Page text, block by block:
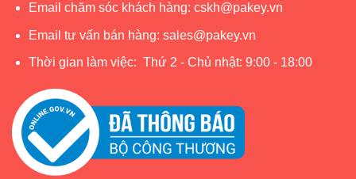
Email chăm sóc khách hàng: cskh@pakey.vn
Email tư vấn bán hàng: sales@pakey.vn
Thời gian làm việc: Thứ 2 - Chủ nhật: 9:00 - 18:00